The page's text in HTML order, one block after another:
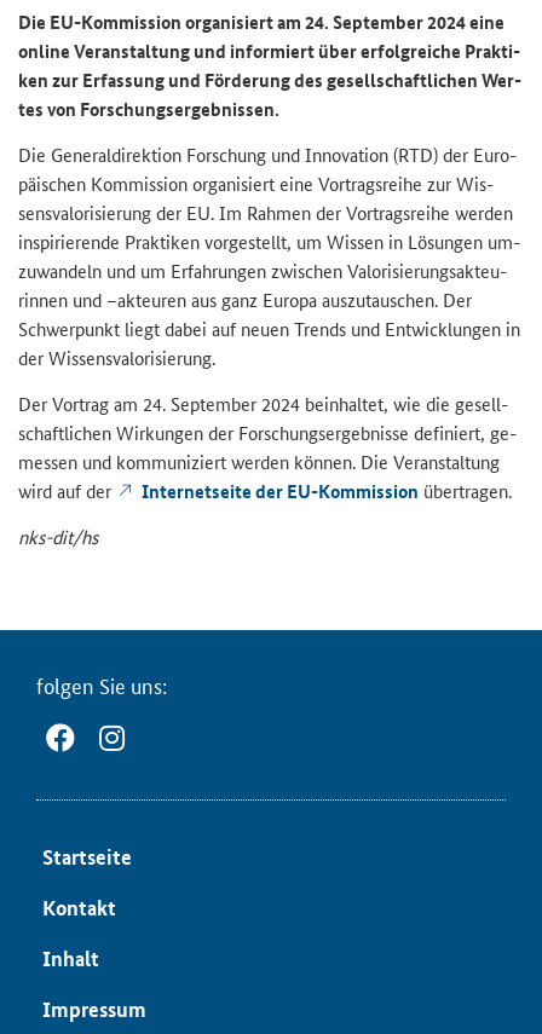
Die EU-​Kommission or­ga­ni­siert am 24. Sep­tem­ber 2024 eine
on­line Ver­an­stal­tung und in­for­miert über er­folg­rei­che Prak­ti­
ken zur Er­fas­sung und För­de­rung des ge­sell­schaft­li­chen Wer­
tes von For­schungs­er­geb­nis­sen.
Die Ge­ne­ral­di­rek­ti­on For­schung und In­no­va­ti­on (RTD) der Eu­ro­
päi­schen Kom­mis­si­on or­ga­ni­siert eine Vor­trags­rei­he zur Wis­
sens­va­lo­ri­sie­rung der EU. Im Rah­men der Vor­trags­rei­he wer­den
in­spi­rie­ren­de Prak­ti­ken vor­ge­stellt, um Wis­sen in Lö­sun­gen um­
zu­wan­deln und um Er­fah­run­gen zwi­schen Va­lo­ri­sie­rungs­ak­teu­
rin­nen und –ak­teu­ren aus ganz Eu­ro­pa aus­zu­tau­schen. Der
Schwer­punkt liegt dabei auf neuen Trends und Ent­wick­lun­gen in
der Wis­sens­va­lo­ri­sie­rung.
Der Vor­trag am 24. Sep­tem­ber 2024 be­inhal­tet, wie die ge­sell­
schaft­li­chen Wir­kun­gen der For­schungs­er­geb­nis­se de­fi­niert, ge­
mes­sen und kom­mu­ni­ziert wer­den kön­nen. Die Ver­an­stal­tung
wird auf der
In­ter­net­sei­te der EU-​Kommission über­tra­gen.
nks-​dit/hs
fol­gen Sie uns:
Start­sei­te
Kon­takt
In­halt
Im­pres­sum